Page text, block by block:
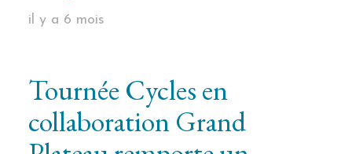
il y a 6 mois
Tournée Cycles en
collaboration Grand